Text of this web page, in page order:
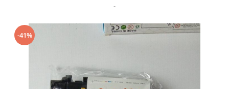
Moto
Reparatii si echipamente auto
Casa, Gradina & Bricolaj
Accesorii usi
-
-41%